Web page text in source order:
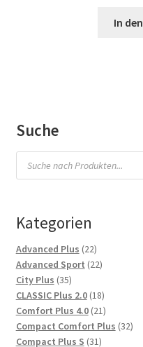
In
Suche
Products
search
Kategorien
Advanced Plus 2222
Produkte
Advanced Sport 2222
City Plus 3535
Produkte
CLASSIC Plus 2.0 1818
Produkte
Comfort Plus 4.0 2121
Produkte
Compact Comfort Plus 3232
Compact Plus S 3131